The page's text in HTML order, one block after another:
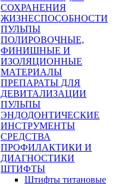
СОХРАНЕНИЯ
ЖИЗНЕСПОСОБНОСТИ
ПУЛЬПЫ
ПОЛИРОВОЧНЫЕ,
ФИНИШНЫЕ И
ИЗОЛЯЦИОННЫЕ
МАТЕРИАЛЫ
ПРЕПАРАТЫ ДЛЯ
ДЕВИТАЛИЗАЦИИ
ПУЛЬПЫ
ЭНДОДОНТИЧЕСКИЕ
ИНСТРУМЕНТЫ
СРЕДСТВА
ПРОФИЛАКТИКИ И
ДИАГНОСТИКИ
ШТИФТЫ
Штифты титановые